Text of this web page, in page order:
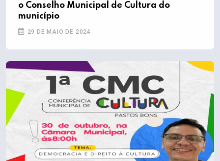
o Conselho Municipal de Cultura do
município
29 DE MAIO DE 2024